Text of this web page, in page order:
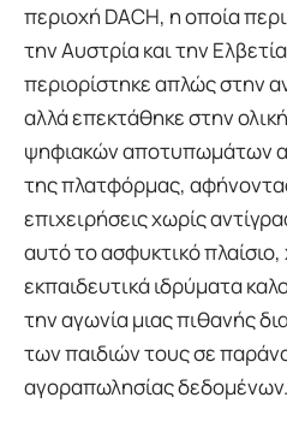
περιοχή DACH, η οποία
την Αυστρία και την
περιορίστηκε απλώς στην
αλλά επεκτάθηκε στην
ψηφιακών αποτυπωμάτων
της πλατφόρμας,
επιχειρήσεις χωρίς
αυτό το ασφυκτικό πλαίσιο,
εκπαιδευτικά ιδρύματα
την αγωνία μιας πιθανής
των παιδιών τους σε
αγοραπωλησίας δεδομένων.